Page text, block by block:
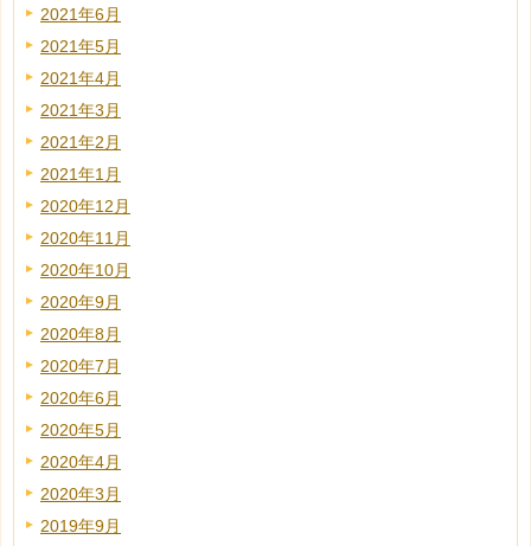
2021年6月
2021年5月
2021年4月
2021年3月
2021年2月
2021年1月
2020年12月
2020年11月
2020年10月
2020年9月
2020年8月
2020年7月
2020年6月
2020年5月
2020年4月
2020年3月
2019年9月